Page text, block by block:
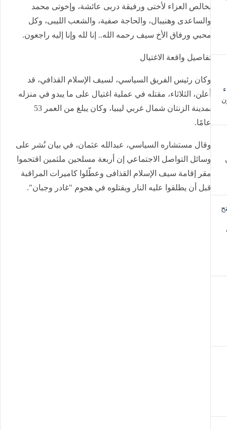
العزاء لأختى ورفيقة دربى عائشة، وإخوتى محمد
وهنيبال، والحاجة صفية، والشعب الليبى، وكل
ورفاق الأخ سيف رحمه الله.. إنا لله وإنا إليه راجعون.
واقعة الاغتيال
رئيس الفريق السياسي، لسيف الإسلام القذافي، قد
الثلاثاء، مقتله في عملية اغتيال على ما يبدو في منزله
بمدينة الزنتان شمال غربي ليبيا، وكان يبلغ من العمر 53
مستشاره السياسي، عبدالله عثمان، في بيان نُشر على
التواصل الاجتماعي إن أربعة مسلحين ملثمين اقتحموا
إقامة سيف الإسلام القذافى وعطّلوا كاميرات المراقبة
أن يطلقوا عليه النار ويقتلوه في هجوم "غادر وجبان".